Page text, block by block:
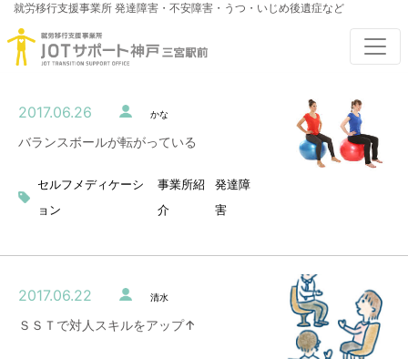
就労移行支援事業所 発達障害・不安障害・うつ・いじめ後遺症など
2017.06.26 かな
バランスボールが転がっている
セルフメディケーシ
ョン
事業所紹
介
発達障
害
2017.06.22 清水
ＳＳＴで対人スキルをアップ↑